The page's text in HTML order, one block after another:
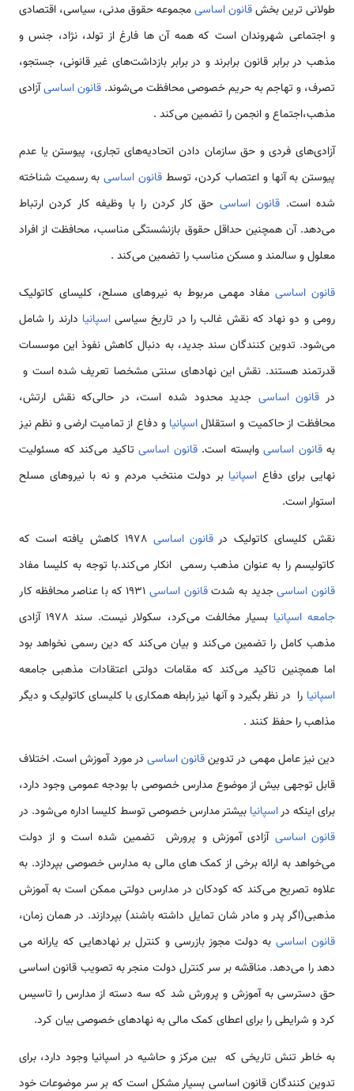
طولانی ترین بخشقانون اساسیمجموعه حقوق مدنی، سیاسی، اقتصادی
و اجتماعی شهروندان است که همه آن ها فارغ از تولد، نژاد، جنس و
مذهب در برابر قانون برابرند و در برابر بازداشت‌های غیر قانونی، جستجو،
تصرف، و تهاجم به حریم خصوصی محافظت می‌شوند. قانون اساسیآزادی
مذهب،اجتماع و انجمن را تضمین می‌کند .
آزادی‌های فردی و حق سازمان دادن اتحادیه‌های تجاری، پیوستن یا عدم
پیوستن به آنها و اعتصاب کردن، توسطقانون اساسیبه رسمیت شناخته
شده است. قانون اساسی حق کار کردن را با وظیفه کار کردن ارتباط
می‌دهد. آن همچنین حداقل حقوق بازنشستگی مناسب، محافظت از افراد
معلول و سالمند و مسکن مناسب را تضمین می‌کند .
قانون اساسی مفاد مهمی مربوط به نیروهای مسلح، کلیسای کاتولیک
رومی و دو نهاد که نقش غالب را در تاریخ سیاسیاسپانیا دارند را شامل
می‌شود. تدوین کنندگان سند جدید، به دنبال کاهش نفوذ این موسسات
قدرتمند هستند. نقش این نهادهای سنتی مشخصا تعریف شده است و
در قانون اساسی جدید محدود شده است، در حالی‌که نقش ارتش،
محافظت از حاکمیت و استقلالاسپانیا و دفاع از تمامیت ارضی و نظم نیز
بهقانون اساسی وابسته است.قانون اساسی تاکید می‌کند که مسئولیت
نهایی برای دفاع اسپانیا بر دولت منتخب مردم و نه با نیروهای مسلح
استوار است.
نقش کلیسای کاتولیک در قانون اساسی
1978 کاهش یافته است که
کاتولیسم را به عنوان مذهب رسمی انکار می‌کند.با توجه به کلیسا مفاد
قانون اساسیجدید به شدتقانون اساسی1931 که با عناصر محافظه کار
جامعه اسپانیا
بسیار مخالفت می‌کرد، سکولار نیست. سند 1978 آزادی
مذهب کامل را تضمین می‌کند و بیان می‌کند که دین رسمی نخواهد بود
اما همچنین تاکید می‌کند که مقامات دولتی اعتقادات مذهبی جامعه
اسپانیا را در نظر بگیرد و آنها نیز رابطه همکاری با کلیسای کاتولیک و دیگر
مذاهب را حفظ کنند .
دین نیز عامل مهمی در تدوینقانون اساسی در مورد آموزش است. اختلاف
قابل توجهی بیش از موضوع مدارس خصوصی با بودجه عمومی وجود دارد،
برای اینکه دراسپانیا بیشتر مدارس خصوصی توسط کلیسا اداره می‌شود. در
قانون اساسی آزادی آموزش و پرورش تضمین شده است و از دولت
می‌خواهد به ارائه برخی از کمک های مالی به مدارس خصوصی بپردازد. به
علاوه تصریح می‌کند که کودکان در مدارس دولتی ممکن است به آموزش
مذهبی(اگر پدر و مادر شان تمایل داشته باشند) بپردازند. در همان زمان،
قانون اساسیبه دولت مجوز بازرسی و کنترل بر نهادهایی که یارانه می
دهد را می‌دهد. مناقشه بر سر کنترل دولت منجر به تصویب قانون اساسی
حق دسترسی به آموزش و پرورش شد که سه دسته از مدارس را تاسیس
کرد و شرایطی را برای اعطای کمک مالی به نهاد‌های خصوصی بیان کرد.
به خاطر تنش تاریخی که بین مرکز و حاشیه در اسپانیا وجود دارد، برای
تدوین کنندگان قانون اساسی بسیار مشکل است که بر سر موضوعات خود